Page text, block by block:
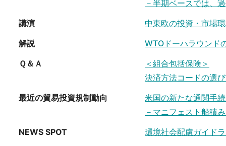
－半期ベースでは、
講演
中東欧の投資・市場
解説
WTOドーハラウンド
Ｑ＆Ａ
＜組合包括保険＞
決済方法コードの選
最近の貿易投資規制動向
米国の新たな通関手
－マニフェスト船積
NEWS SPOT
環境社会配慮ガイド